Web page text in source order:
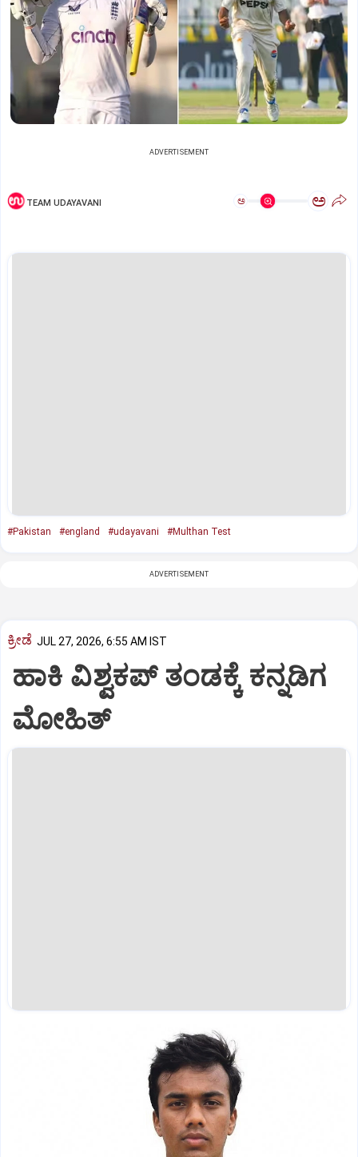
ADVERTISEMENT
TEAM UDAYAVANI ಅ ಅ
#Pakistan #england #udayavani #Multhan Test
ADVERTISEMENT
ಕ್ರೀಡೆ JUL 27, 2026, 6:55 AM IST
ಹಾಕಿ ವಿಶ್ವಕಪ್‌ ತಂಡಕ್ಕೆ ಕನ್ನಡಿಗ
ಮೋಹಿತ್‌